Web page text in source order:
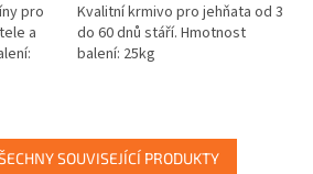
pro
a
Kvalitní krmivo pro jehňata od 3
do 60 dnů stáří. Hmotnost
balení: 25kg
SOUVISEJÍCÍ PRODUKTY